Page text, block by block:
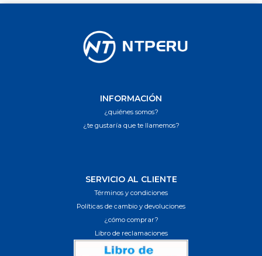
INFORMACIÓN
¿quiénes somos?
¿te gustaría que te llamemos?
SERVICIO AL CLIENTE
Términos y condiciones
Políticas de cambio y devoluciones
¿cómo comprar?
Libro de reclamaciones